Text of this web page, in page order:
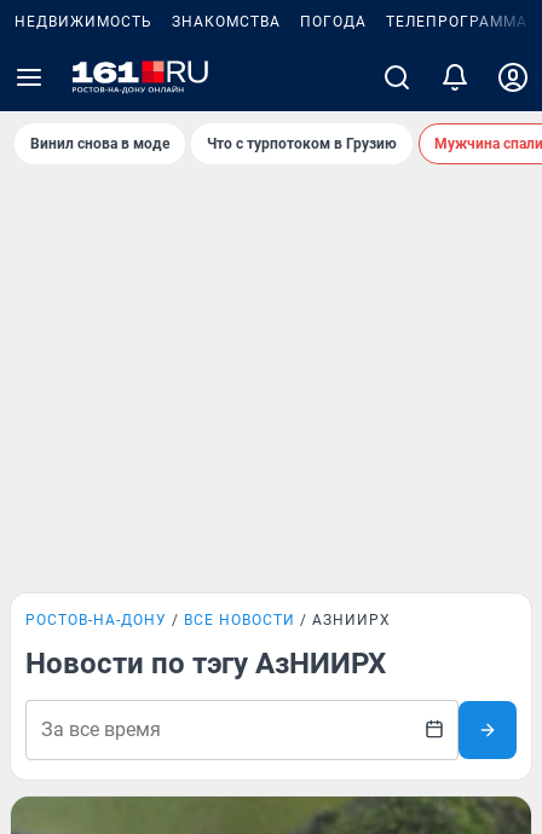
НЕДВИЖИМОСТЬ ЗНАКОМСТВА ПОГОДА ТЕЛЕПРОГРАММА
Винил снова в моде Что с турпотоком в Грузию Мужчина
РОСТОВ-НА-ДОНУ ВСЕ НОВОСТИ АЗНИИРХ
Новости по тэгу АзНИИРХ